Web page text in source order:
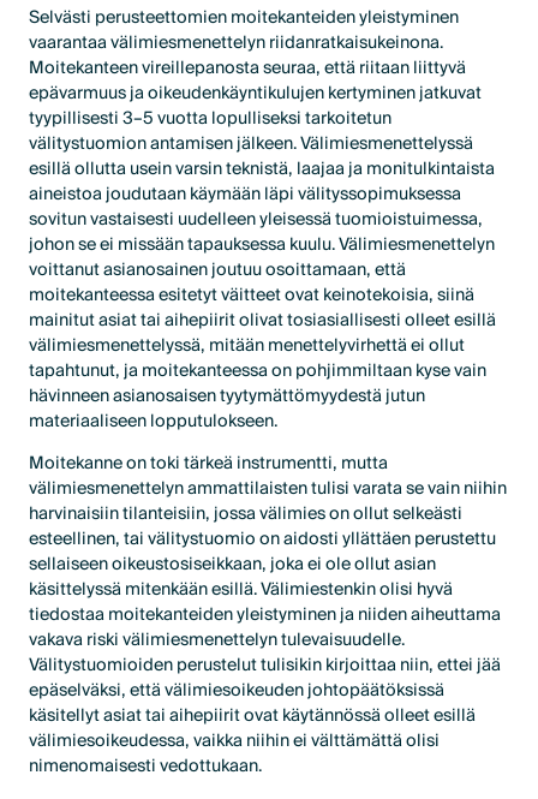
Selvästi perusteettomien moitekanteiden yleistyminen
vaarantaa välimiesmenettelyn riidanratkaisukeinona.
Moitekanteen vireillepanosta seuraa, että riitaan liittyvä
epävarmuus ja oikeudenkäyntikulujen kertyminen jatkuvat
tyypillisesti 3–5 vuotta lopulliseksi tarkoitetun
välitystuomion antamisen jälkeen. Välimiesmenettelyssä
esillä ollutta usein varsin teknistä, laajaa ja monitulkintaista
aineistoa joudutaan käymään läpi välityssopimuksessa
sovitun vastaisesti uudelleen yleisessä tuomioistuimessa,
johon se ei missään tapauksessa kuulu. Välimiesmenettelyn
voittanut asianosainen joutuu osoittamaan, että
moitekanteessa esitetyt väitteet ovat keinotekoisia, siinä
mainitut asiat tai aihepiirit olivat tosiasiallisesti olleet esillä
välimiesmenettelyssä, mitään menettelyvirhettä ei ollut
tapahtunut, ja moitekanteessa on pohjimmiltaan kyse vain
hävinneen asianosaisen tyytymättömyydestä jutun
materiaaliseen lopputulokseen.
Moitekanne on toki tärkeä instrumentti, mutta
välimiesmenettelyn ammattilaisten tulisi varata se vain niihin
harvinaisiin tilanteisiin, jossa välimies on ollut selkeästi
esteellinen, tai välitystuomio on aidosti yllättäen perustettu
sellaiseen oikeustosiseikkaan, joka ei ole ollut asian
käsittelyssä mitenkään esillä. Välimiestenkin olisi hyvä
tiedostaa moitekanteiden yleistyminen ja niiden aiheuttama
vakava riski välimiesmenettelyn tulevaisuudelle.
Välitystuomioiden perustelut tulisikin kirjoittaa niin, ettei jää
epäselväksi, että välimiesoikeuden johtopäätöksissä
käsitellyt asiat tai aihepiirit ovat käytännössä olleet esillä
välimiesoikeudessa, vaikka niihin ei välttämättä olisi
nimenomaisesti vedottukaan.